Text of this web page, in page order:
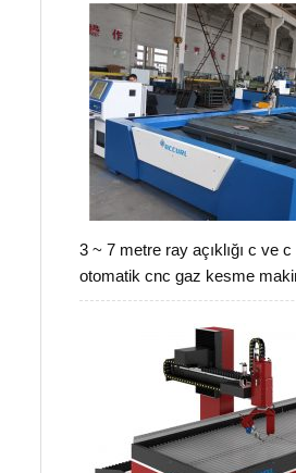
3 ~ 7 metre ray açıklığı c ve
otomatik cnc gaz kesme